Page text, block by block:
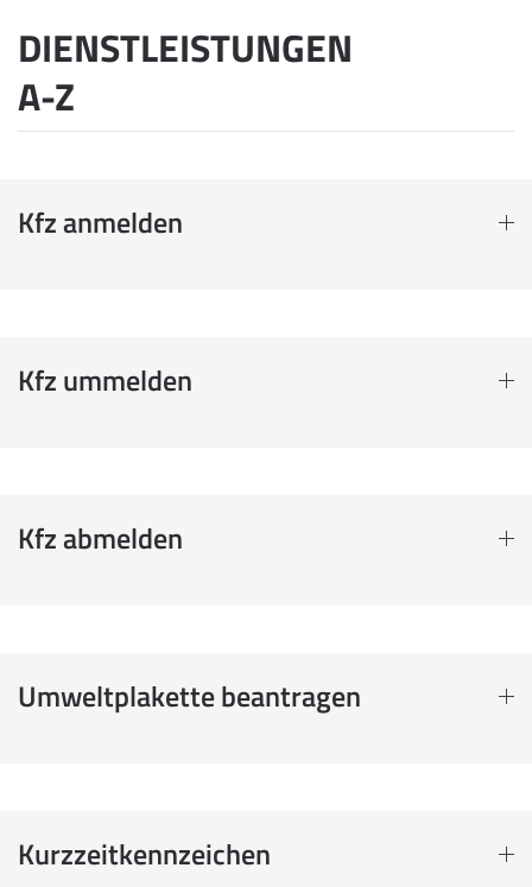
DIENSTLEISTUNGEN
A-Z
Kfz anmelden
Kfz ummelden
Kfz abmelden
Umweltplakette beantragen
Kurzzeitkennzeichen